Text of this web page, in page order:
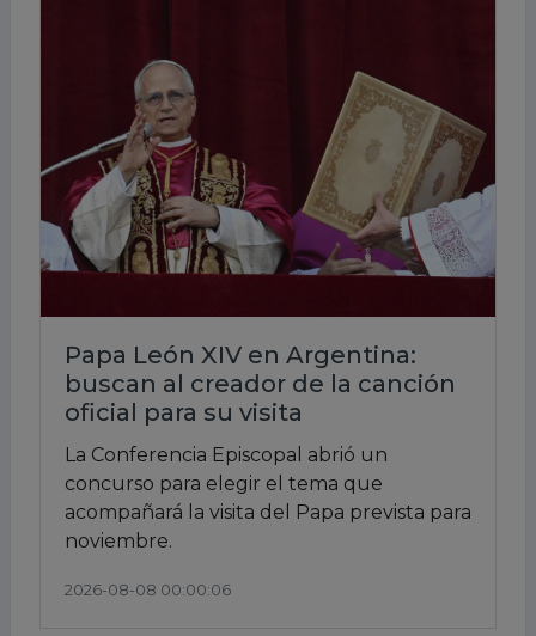
Papa León XIV en Argentina:
buscan al creador de la canción
oficial para su visita
La Conferencia Episcopal abrió un
concurso para elegir el tema que
acompañará la visita del Papa prevista para
noviembre.
2026-08-08 00:00:06